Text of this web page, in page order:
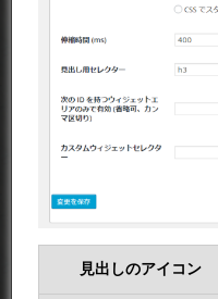
見出しのアイコン